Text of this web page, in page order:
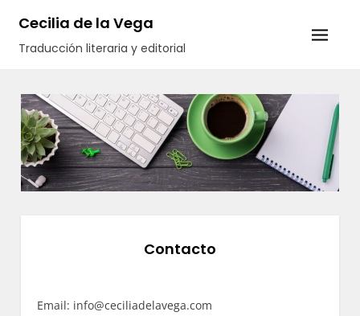
Cecilia de la Vega
Traducción literaria y editorial
Contacto
Email: info@ceciliadelavega.com